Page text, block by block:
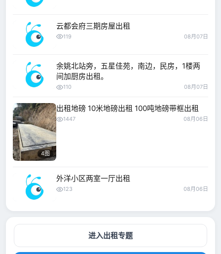
云都会府三期房屋出租
119 08月07日
余姚北站旁，五星佳苑，南边，民房，1楼两
间加厨房出租。
110 08月07日
4图
出租地磅 10米地磅出租 100吨地磅带框出租
1447 08月06日
外洋小区两室一厅出租
123 08月06日
进入出租专题